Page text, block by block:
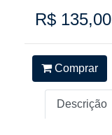
R$ 135,00
Comprar
Descrição